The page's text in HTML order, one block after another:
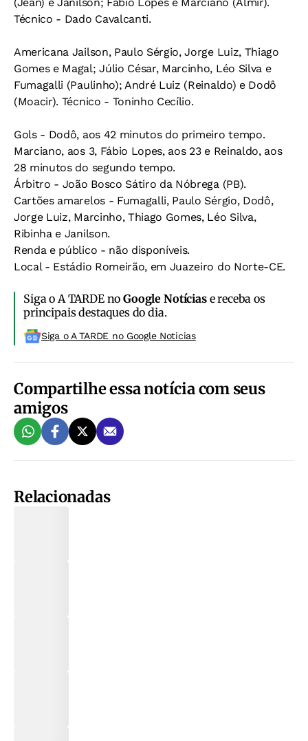
Técnico - Dado Cavalcanti.
Americana Jailson, Paulo Sérgio, Jorge Luiz, Thiago
Gomes e Magal; Júlio César, Marcinho, Léo Silva e
Fumagalli (Paulinho); André Luiz (Reinaldo) e Dodô
(Moacir). Técnico - Toninho Cecílio.
Gols - Dodô, aos 42 minutos do primeiro tempo.
Marciano, aos 3, Fábio Lopes, aos 23 e Reinaldo, aos
28 minutos do segundo tempo.
Árbitro - João Bosco Sátiro da Nóbrega (PB).
Cartões amarelos - Fumagalli, Paulo Sérgio, Dodô,
Jorge Luiz, Marcinho, Thiago Gomes, Léo Silva,
Ribinha e Janilson.
Renda e público - não disponíveis.
Local - Estádio Romeirão, em Juazeiro do Norte-CE.
Siga o A TARDE noGoogle Notíciase receba os
principais destaques do dia.
Siga o A TARDE no Google Noticias
Compartilhe essa notícia com seus
amigos
Relacionadas